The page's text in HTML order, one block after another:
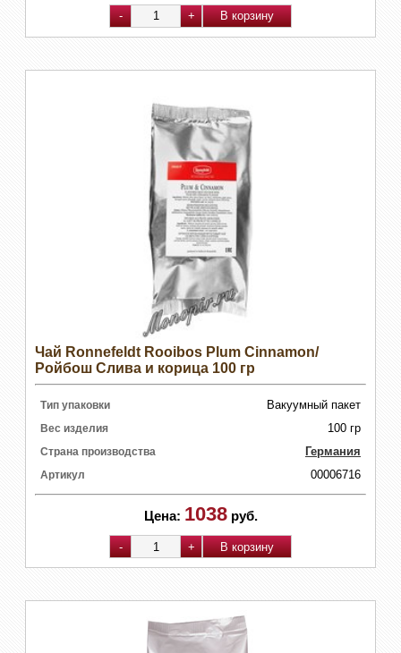
Чай Ronnefeldt Rooibos Plum Cinnamon/
Ройбош Слива и корица 100 гр
Тип упаковки Вакуумный пакет
Вес изделия 100 гр
Страна производства Германия
Артикул 00006716
Цена: 1038 руб.